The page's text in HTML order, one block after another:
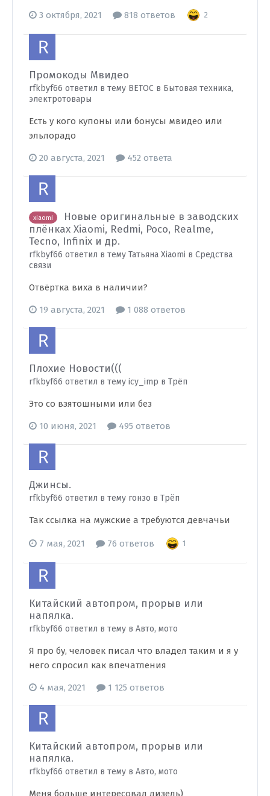
3 октября, 2021 818 ответов 2
Промокоды Мвидео
rfkbyf66 ответил в тему BETOC в Бытовая техника,
электротовары
Есть у кого купоны или бонусы мвидео или
эльлорадо
20 августа, 2021 452 ответа
xiaomi
Новые оригинальные в заводских
плёнках Xiaomi, Redmi, Poco, Realme,
Tecno, Infinix и др.
rfkbyf66 ответил в тему Татьяна Xiaomi в Средства
связи
Отвёртка виха в наличии?
19 августа, 2021 1 088 ответов
Плохие Новости(((
rfkbyf66 ответил в тему icy_imp в Трёп
Это со взятошными или без
10 июня, 2021 495 ответов
Джинсы.
rfkbyf66 ответил в тему гонзо в Трёп
Так ссылка на мужские а требуются девчачьи
7 мая, 2021 76 ответов 1
Китайский автопром, прорыв или
напялка.
rfkbyf66 ответил в тему в Авто, мото
Я про бу, человек писал что владел таким и я у
него спросил как впечатления
4 мая, 2021 1 125 ответов
Китайский автопром, прорыв или
напялка.
rfkbyf66 ответил в тему в Авто, мото
Меня больше интересовал дизель)